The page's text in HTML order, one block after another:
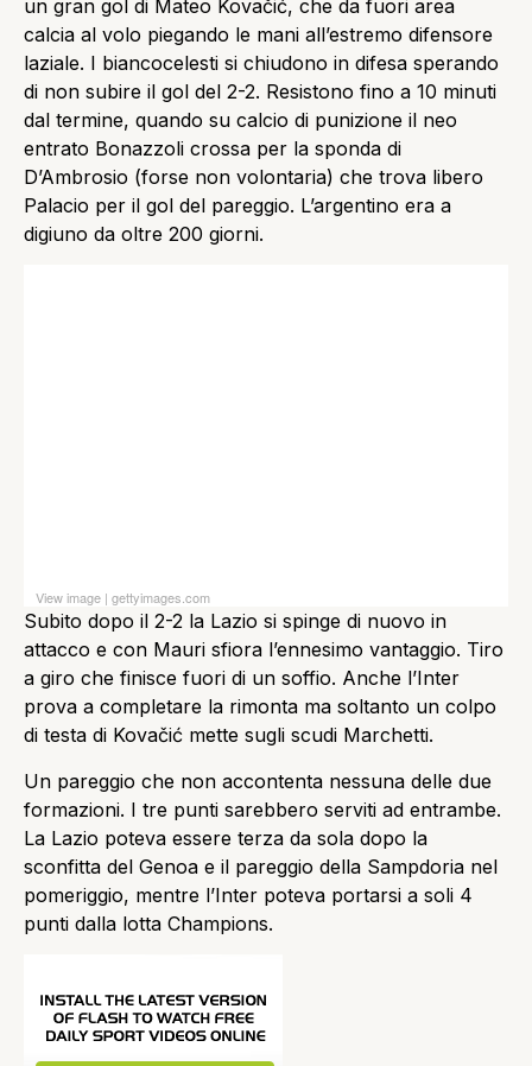
un gran gol di Mateo Kovačić, che da fuori area
calcia al volo piegando le mani all’estremo difensore
laziale. I biancocelesti si chiudono in difesa sperando
di non subire il gol del 2-2. Resistono fino a 10 minuti
dal termine, quando su calcio di punizione il neo
entrato Bonazzoli crossa per la sponda di
D’Ambrosio (forse non volontaria) che trova libero
Palacio per il gol del pareggio. L’argentino era a
digiuno da oltre 200 giorni.
View image | gettyimages.com
Subito dopo il 2-2 la Lazio si spinge di nuovo in
attacco e con Mauri sfiora l’ennesimo vantaggio. Tiro
a giro che finisce fuori di un soffio. Anche l’Inter
prova a completare la rimonta ma soltanto un colpo
di testa di Kovačić mette sugli scudi Marchetti.
Un pareggio che non accontenta nessuna delle due
formazioni. I tre punti sarebbero serviti ad entrambe.
La Lazio poteva essere terza da sola dopo la
sconfitta del Genoa e il pareggio della Sampdoria nel
pomeriggio, mentre l’Inter poteva portarsi a soli 4
punti dalla lotta Champions.